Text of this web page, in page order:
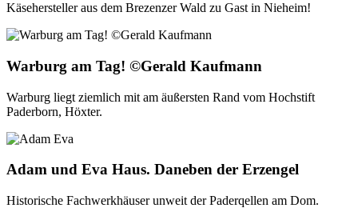
Käsehersteller aus dem Brezenzer Wald zu Gast in Nieheim!
Warburg am Tag! ©Gerald Kaufmann
Warburg liegt ziemlich mit am äußersten Rand vom Hochstift
Paderborn, Höxter.
Adam und Eva Haus. Daneben der Erzengel
Historische Fachwerkhäuser unweit der Paderqellen am Dom.